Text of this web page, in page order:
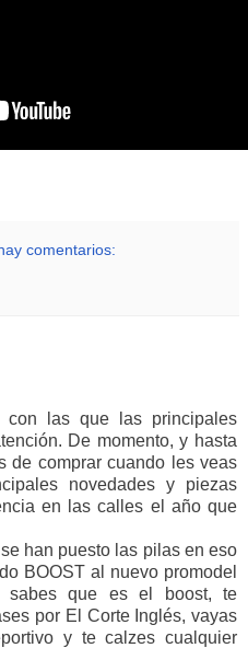
comentarios:
con las que las principales
De momento, y hasta
de comprar cuando les veas
novedades y piezas
en las calles el año que
han puesto las pilas en eso
BOOST al nuevo promodel
sabes que es el boost, te
por El Corte Inglés, vayas
y te calzes cualquier